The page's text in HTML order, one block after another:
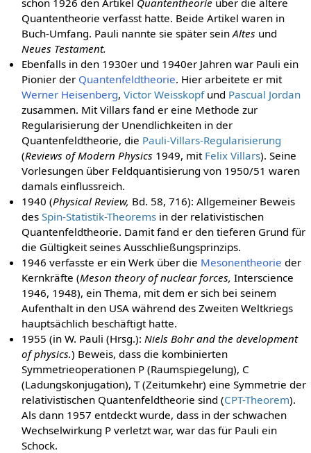
Quantentheorie verfasst hatte. Beide Artikel waren in
Buch-Umfang. Pauli nannte sie später seinAltes und
Neues Testament.
Ebenfalls in den 1930er und 1940er Jahren war Pauli ein
Pionier der Quantenfeldtheorie. Hier arbeitete er mit
Werner Heisenberg,Victor Weisskopfund Pascual Jordan
zusammen. Mit Villars fand er eine Methode zur
Regularisierung der Unendlichkeiten in der
Quantenfeldtheorie, die Pauli-Villars-Regularisierung
(Reviews of Modern Physics 1949, mit Felix Villars). Seine
Vorlesungen über Feldquantisierung von 1950/51 waren
damals einflussreich.
1940 (Physical Review, Bd. 58, 716): Allgemeiner Beweis
desSpin-Statistik-Theorems in der relativistischen
Quantenfeldtheorie. Damit fand er den tieferen Grund für
die Gültigkeit seines Ausschließungsprinzips.
1946 verfasste er ein Werk über die Mesonentheorie der
Kernkräfte (Meson theory of nuclear forces, Interscience
1946, 1948), ein Thema, mit dem er sich bei seinem
Aufenthalt in den USA während des Zweiten Weltkriegs
hauptsächlich beschäftigt hatte.
1955 (in W. Pauli (Hrsg.): Niels Bohr and the development
of physics.) Beweis, dass die kombinierten
Symmetrieoperationen P (Raumspiegelung), C
(Ladungskonjugation), T (Zeitumkehr) eine Symmetrie der
relativistischen Quantenfeldtheorie sind (CPT-Theorem).
Als dann 1957 entdeckt wurde, dass in der schwachen
Wechselwirkung P verletzt war, war das für Pauli ein
Schock.